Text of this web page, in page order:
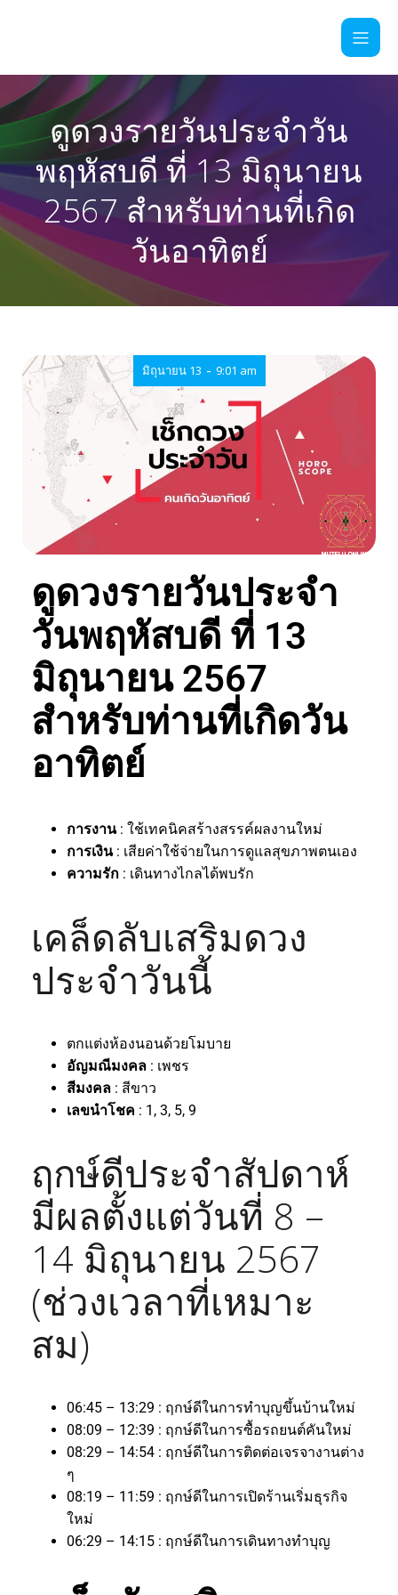
ดูดวงรายวันประจำวัน
พฤหัสบดี ที่ 13 มิถุนายน
2567 สำหรับท่านที่เกิด
วันอาทิตย์
มิถุนายน 13 - 9:01 am
ดูดวงรายวันประจำ
วันพฤหัสบดี ที่ 13
มิถุนายน 2567
สำหรับท่านที่เกิดวัน
อาทิตย์
การงาน: ใช้เทคนิคสร้างสรรค์ผลงานใหม่
การเงิน: เสียค่าใช้จ่ายในการดูแลสุขภาพตนเอง
ความรัก : เดินทางไกลได้พบรัก
เคล็ดลับเสริมดวง
ประจำวันนี้
ตกแต่งห้องนอนด้วยโมบาย
อัญมณีมงคล : เพชร
สีมงคล : สีขาว
เลขนำโชค : 1, 3, 5, 9
ฤกษ์ดีประจำสัปดาห์
มีผลตั้งแต่วันที่ 8 –
14 มิถุนายน 2567
(ช่วงเวลาที่เหมาะ
สม)
06:45 – 13:29 : ฤกษ์ดีในการทำบุญขึ้นบ้านใหม่
08:09 – 12:39 : ฤกษ์ดีในการซื้อรถยนต์คันใหม่
08:29 – 14:54 : ฤกษ์ดีในการติดต่อเจรจางานต่าง
ๆ
08:19 – 11:59 : ฤกษ์ดีในการเปิดร้านเริ่มธุรกิจ
ใหม่
06:29 – 14:15 : ฤกษ์ดีในการเดินทางทำบุญ